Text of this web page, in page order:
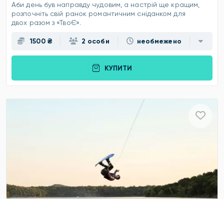
Аби день був направду чудовим, а настрій ще кращим,
розпочніть свій ранок романтичним сніданком для
двох разом з «ТвоЄ».
1500 ₴ 2 особи необмежено
КУПИТИ